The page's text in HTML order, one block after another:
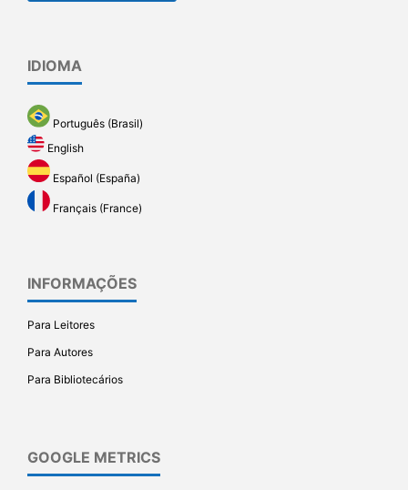
IDIOMA
Português (Brasil)
English
Español (España)
Français (France)
INFORMAÇÕES
Para Leitores
Para Autores
Para Bibliotecários
GOOGLE METRICS